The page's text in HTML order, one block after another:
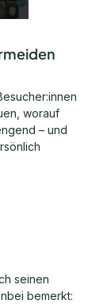
worauf
– und
seinen
bemerkt: